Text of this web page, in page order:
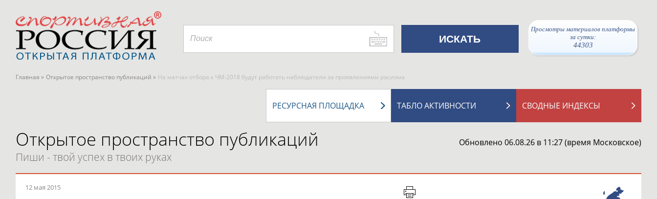
Просмотры материалов платформы
за сутки:
44303
Главная » Открытое пространство публикаций » На матчах отбора к ЧМ-2018 будут работать наблюдатели за проявлениями расизма
СВОДНЫЕ ИНДЕКСЫ
ТАБЛО АКТИВНОСТИ
РЕСУРСНАЯ ПЛОЩАДКА
Открытое пространство публикаций
Пиши - твой успех в твоих руках
Обновлено 06.08.26 в 11:27 (время Московское)
12 мая 2015